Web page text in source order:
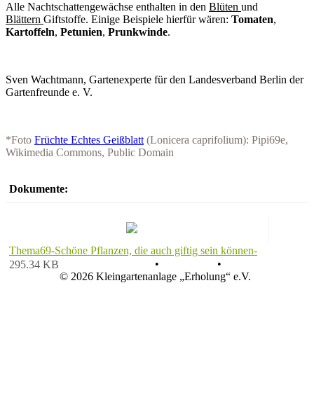
Alle Nachtschattengewächse enthalten in den Blüten und
Blättern Giftstoffe. Einige Beispiele hierfür wären: Tomaten,
Kartoffeln, Petunien, Prunkwinde.
Sven Wachtmann, Gartenexperte für den Landesverband Berlin der
Gartenfreunde e. V.
*Foto Früchte Echtes Geißblatt (Lonicera caprifolium): Pipi69e,
Wikimedia Commons, Public Domain
Dokumente:
Thema69-Schöne Pflanzen, die auch giftig sein können-
295.34 KB
•
•
© 2026 Kleingartenanlage „Erholung“ e.V.